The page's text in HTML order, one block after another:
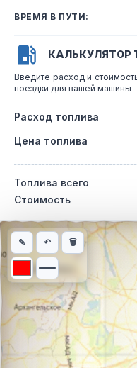
ВРЕМЯ В ПУТИ:
КАЛЬКУЛЯТОР
Введите расход и
поездки для вашей машины
Расход топлива
Цена топлива
Топлива всего
Стоимость
Интерактивная карта
✎ ↶ 🗑